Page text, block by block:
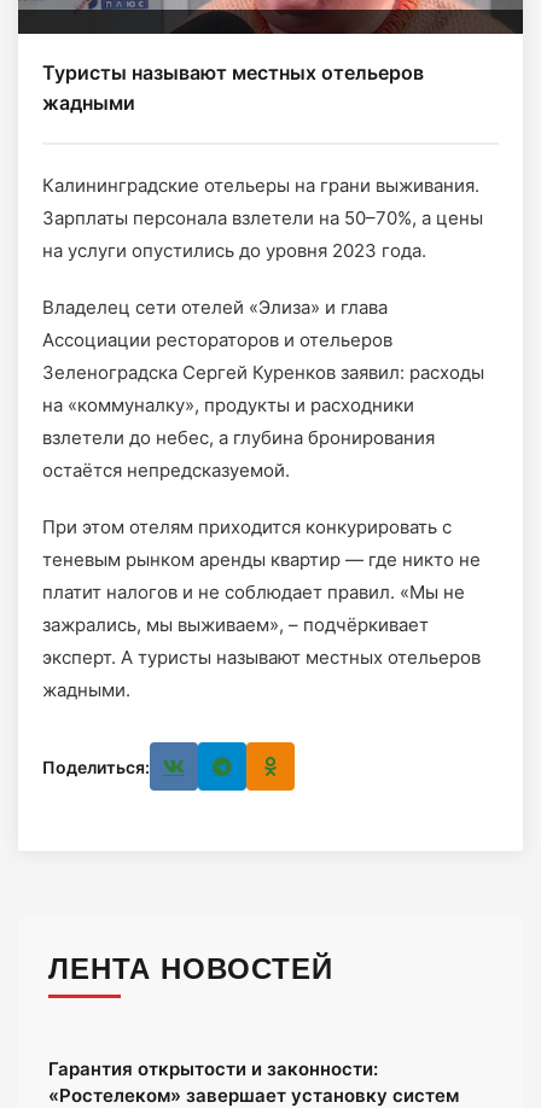
Туристы называют местных отельеров
жадными
Калининградские отельеры на грани выживания.
Зарплаты персонала взлетели на 50–70%, а цены
на услуги опустились до уровня 2023 года.
Владелец сети отелей «Элиза» и глава
Ассоциации рестораторов и отельеров
Зеленоградска Сергей Куренков заявил: расходы
на «коммуналку», продукты и расходники
взлетели до небес, а глубина бронирования
остаётся непредсказуемой.
При этом отелям приходится конкурировать с
теневым рынком аренды квартир — где никто не
платит налогов и не соблюдает правил. «Мы не
зажрались, мы выживаем», – подчёркивает
эксперт. А туристы называют местных отельеров
жадными.
Поделиться:
ЛЕНТА НОВОСТЕЙ
Гарантия открытости и законности:
«Ростелеком» завершает установку систем